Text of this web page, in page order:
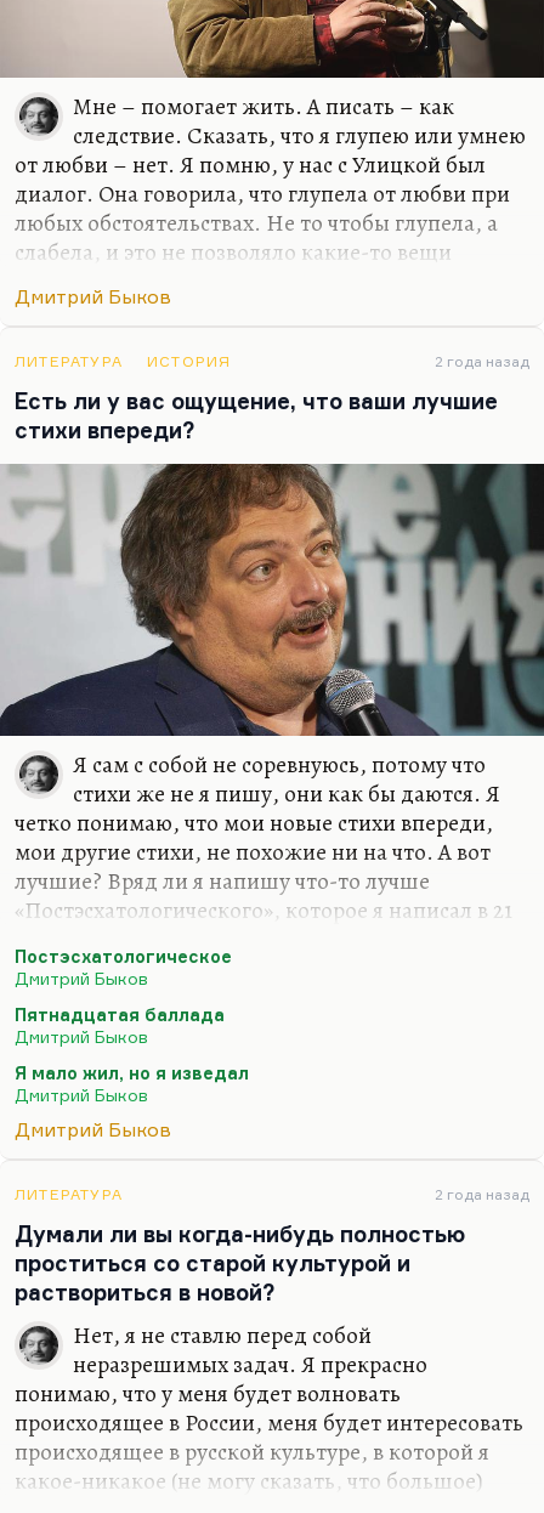
Мне – помогает жить. А писать – как
следствие. Сказать, что я глупею или умнею
от любви – нет. Я помню, у нас с Улицкой был
диалог. Она говорила, что глупела от любви при
любых обстоятельствах. Не то чтобы глупела, а
слабела, и это не позволяло какие-то вещи
все-таки этого нет, для меня любовь – это формат
какую-то общую черту у моих жен или тех
женщин, с которыми у меня были долгие и
счастливые отношения, – это были женщины, с
которыми мне нравилось разговаривать, в
которых я находил не эхо, а именно гениальный
ответ, додумывание такое.
Иной раз Катька что-нибудь такое скажет, и
жить хочется. Что-нибудь…
Дмитрий Быков
ЛИТЕРАТУРА ИСТОРИЯ 2 года назад
Есть ли у вас ощущение, что ваши лучшие
стихи впереди?
Я сам с собой не соревнуюсь, потому что
стихи же не я пишу, они как бы даются. Я
четко понимаю, что мои новые стихи впереди,
мои другие стихи, не похожие ни на что. А вот
лучшие? Вряд ли я напишу что-то лучше
«Постэсхатологического», которое я написал в 21
я напишу что-то лучше «Пятнадцатой баллады»
(«Если б был я Дэн Браун…») или моего самого
любимого стихотворения – «Сказки о рыбаке и
рыбке»… Вообще, лучшее стихотворение мое
звучит так:
Я мало жил, но я изведал
Небесной Родины я не предал –
Что нет, то нет.
Земную предал неоднократно,
И…
Постэсхатологическое
Дмитрий Быков
Пятнадцатая баллада
Дмитрий Быков
Я мало жил, но я изведал
Дмитрий Быков
Дмитрий Быков
ЛИТЕРАТУРА 2 года назад
Думали ли вы когда-нибудь полностью
проститься со старой культурой и
раствориться в новой?
Нет, я не ставлю перед собой
неразрешимых задач. Я прекрасно
понимаю, что у меня будет волновать
происходящее в России, меня будет интересовать
происходящее в русской культуре, в которой я
какое-никакое (не могу сказать, что большое)